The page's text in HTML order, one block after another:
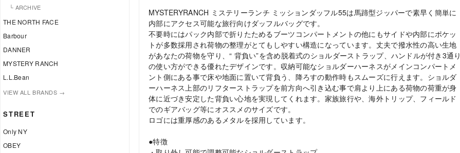
└ ARCHIVE
THE NORTH FACE
Barbour
DANNER
MYSTERY RANCH
L.L.Bean
VIEW ALL BRANDS →
STREET
Only NY
OBEY
MYSTERYRANCH ミステリーランチ ミッションダッフル55は馬蹄型ジッパーで素早く簡単に
内部にアクセス可能な旅行向けダッフルバッグです。
不要時にはパック内部で折りたためるブーツコンパートメントの他にもサイドや内部にポケッ
トが多数採用され荷物の整理がとてもしやすい構造になっています。丈夫で撥水性の高い生地
があなたの荷物を守り、“ 背負い”を含め脱着式のショルダーストラップ、ハンドルが付き3通り
の使い方ができる優れたデザインです。収納可能なショルダーハーネスがメインコンパートメ
ント側にある事で床や地面に置いて背負う、降ろすの動作時もスムーズに行えます。ショルダ
ーハーネス上部のリフターストラップを前方向へ引き込む事で肩より上にある荷物の荷重が身
体に近づき安定した背負い心地を実現してくれます。家族旅行や、海外トリップ、フィールド
でのギアバッグ等にオススメのサイズです。
ロゴには重厚感のあるメタルを採用しています。
●特徴